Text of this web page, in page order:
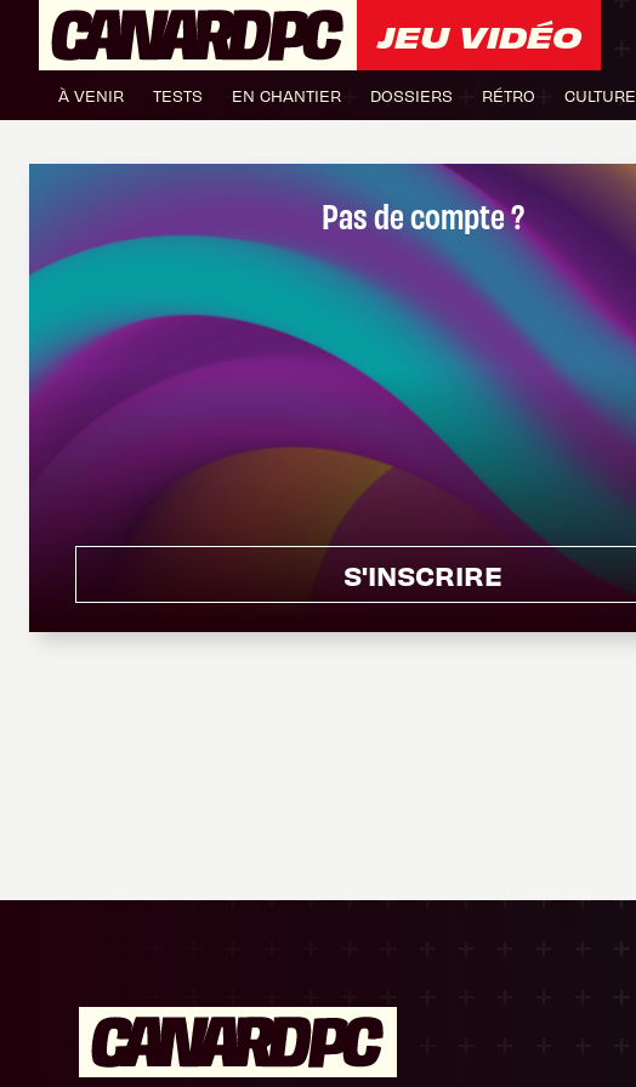
JEU VIDÉO
À VENIR TESTS EN CHANTIER DOSSIERS RÉTRO CULTURE
Pas de compte ?
S'INSCRIRE